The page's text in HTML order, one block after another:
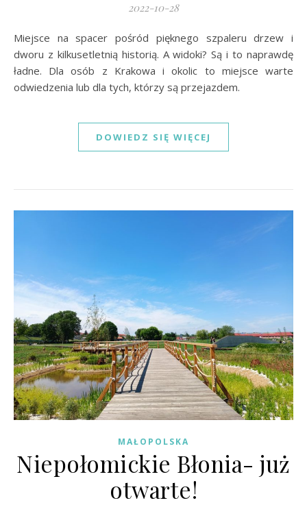
2022-10-28
Miejsce na spacer pośród pięknego szpaleru drzew i
dworu z kilkusetletnią historią. A widoki? Są i to naprawdę
ładne. Dla osób z Krakowa i okolic to miejsce warte
odwiedzenia lub dla tych, którzy są przejazdem.
DOWIEDZ SIĘ WIĘCEJ
MAŁOPOLSKA
Niepołomickie Błonia- już
otwarte!